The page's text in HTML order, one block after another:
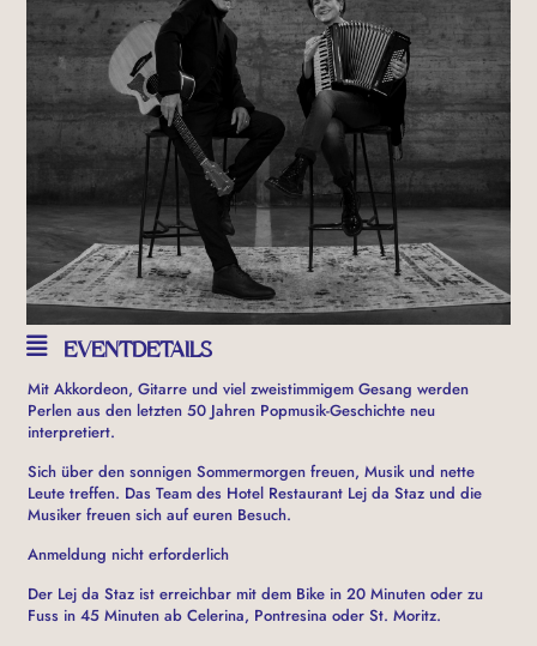
EVENTDETAILS
Mit Akkordeon, Gitarre und viel zweistimmigem Gesang werden
Perlen aus den letzten 50 Jahren Popmusik-Geschichte neu
interpretiert.
Sich über den sonnigen Sommermorgen freuen, Musik und nette
Leute treffen. Das Team des Hotel Restaurant Lej da Staz und die
Musiker freuen sich auf euren Besuch.
Anmeldung nicht erforderlich
Der Lej da Staz ist erreichbar mit dem Bike in 20 Minuten oder zu
Fuss in 45 Minuten ab Celerina, Pontresina oder St. Moritz.